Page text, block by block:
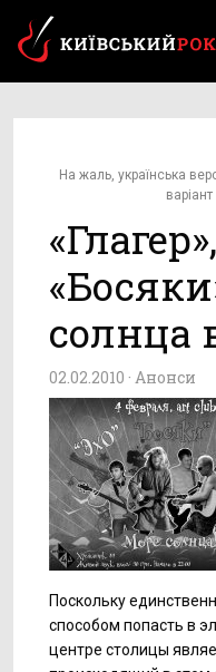
На жаль, українська
солнца
02.02.2010 · Анонси
Поскольку
способом попасть в
центре столицы